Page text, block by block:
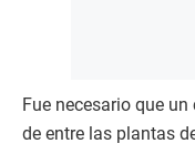
Fue necesario que
de entre las plantas